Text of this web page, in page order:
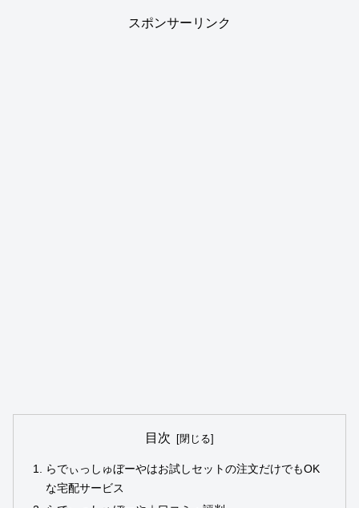
スポンサーリンク
目次
らでぃっしゅぼーやはお試しセットの注文だけでもOK
な宅配サービス